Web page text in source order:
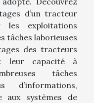
d’un tracteur
les exploitations
tâches laborieuses
des tracteurs
leur capacité à
tâches
d’informations,
aux systèmes de